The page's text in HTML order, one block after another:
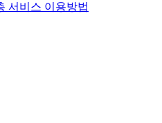
서비스 이용방법